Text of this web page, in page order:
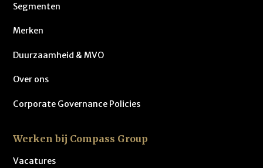
Segmenten
Merken
Duurzaamheid & MVO
Over ons
Corporate Governance Policies
Werken bij Compass Group
Vacatures